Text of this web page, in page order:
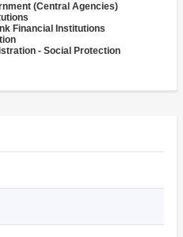
(Central Agencies)
Financial Institutions
- Social Protection